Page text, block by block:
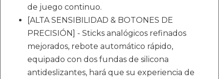
de juego continuo.
[ALTA SENSIBILIDAD & BOTONES DE
PRECISIÓN] - Sticks analógicos refinados
mejorados, rebote automático rápido,
equipado con dos fundas de silicona
antideslizantes, hará que su experiencia de